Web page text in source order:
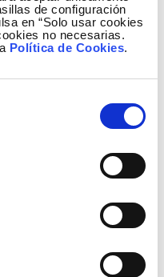
de configuración
en “Solo usar cookies
no necesarias.
Política de Cookies.